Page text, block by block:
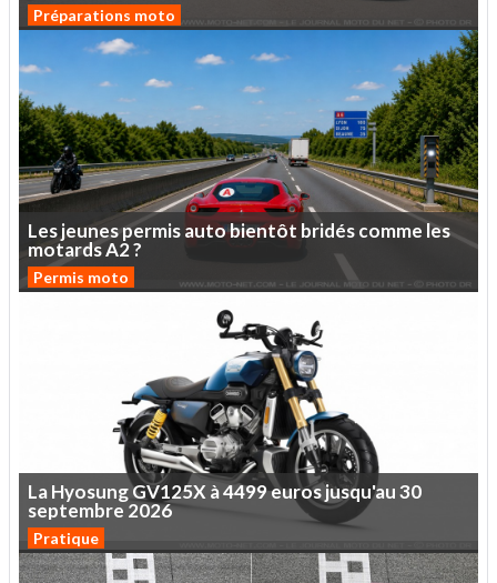
Préparations moto
Lesjeunespermisautobientôt bridéscommeles
motardsA2?
Permis moto
LaHyosungGV125X à4499eurosjusqu'au30
septembre 2026
Pratique